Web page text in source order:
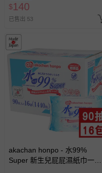
$140
已售出 53
akachan honpo - 水99%
Super 新生兒屁屁濕紙巾一般